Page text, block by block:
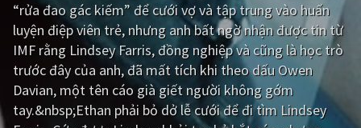
Kinh dị Tội phạm - Hình sự
Phiêu lưu Hài hước
Viễn tưởng Khoa học - Tài liệu
Hoạt hình Thể thao
“rửa đao gác kiếm” để cưới vợ và tập trung vào huấn
luyện điệp viên trẻ, nhưng anh bất ngờ nhận được tin từ
IMF rằng Lindsey Farris, đồng nghiệp và cũng là học trò
trước đây của anh, đã mất tích khi theo dấu Owen
Davian, một tên cáo già giết người không gớm
tay.&nbsp;Ethan phải bỏ dở lễ cưới để đi tìm Lindsey